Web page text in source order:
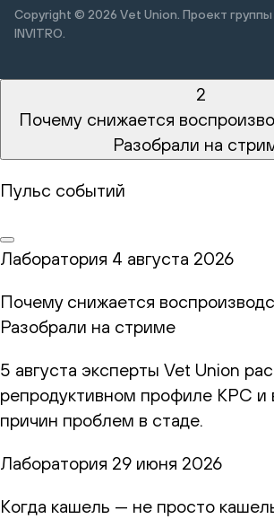
Copyright © 2026 Vet Union. Проект
INVITRO.
2
Почему снижается
Разобрали на
Пульс событий
Лаборатория 4 августа 2026
Почему снижается
Разобрали на стриме
5 августа эксперты Vet Union
репродуктивном профиле КРС и
причин проблем в стаде.
Лаборатория 29 июня 2026
Когда кашель — не просто